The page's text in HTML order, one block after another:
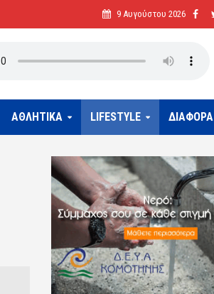
9 Αυγούστου 2026
ΑΘΛΗΤΙΚΑ LIFESTYLE ΔΙΑΦΟΡΑ